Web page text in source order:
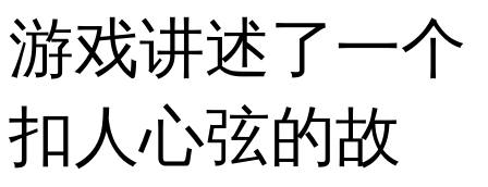
游戏讲述了一个
扣人心弦的故